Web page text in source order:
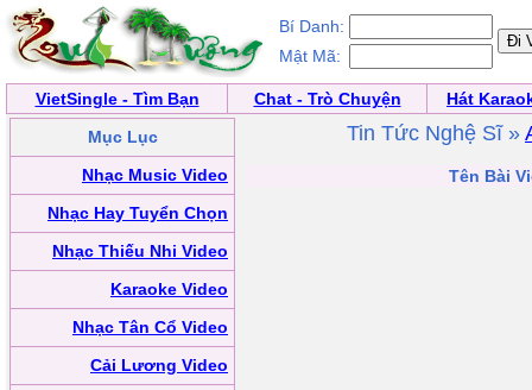
Bí Danh:
Mật Mã:
VietSingle - Tìm Bạn Chat - Trò Chuyện
Hát
Mục Lục
Nhạc Music Video
Nhạc Hay Tuyển Chọn
Nhạc Thiếu Nhi Video
Karaoke Video
Nhạc Tân Cổ Video
Cải Lương Video
Tin Tức Nghệ Sĩ »
Tên Bài